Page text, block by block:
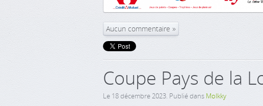
Aucun commentaire
Coupe Pays de la
Le 18 décembre 2023. Publié dans Molkky